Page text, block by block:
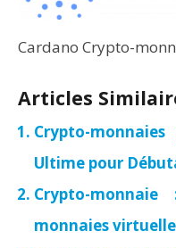
Cardano Crypto-
Articles
Crypto-
Ultime pour
Crypto-
monnaies